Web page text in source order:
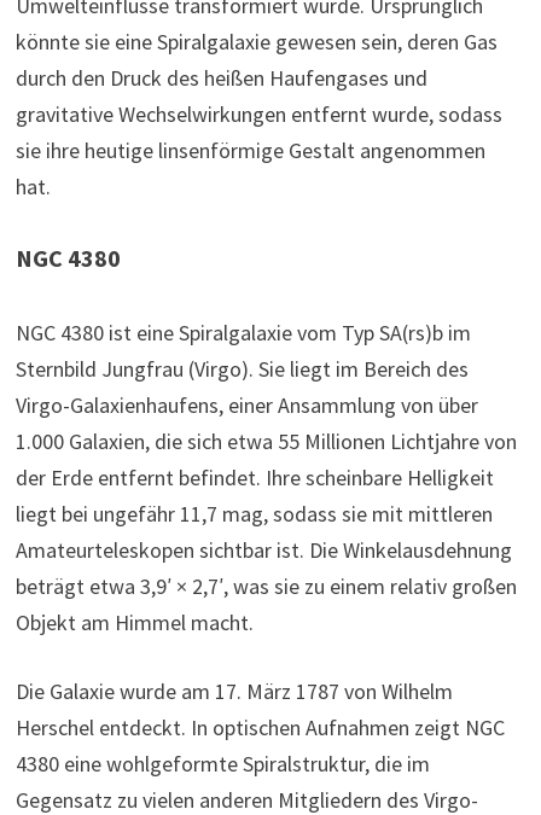
könnte sie eine Spiralgalaxie gewesen sein, deren Gas
durch den Druck des heißen Haufengases und
gravitative Wechselwirkungen entfernt wurde, sodass
sie ihre heutige linsenförmige Gestalt angenommen
hat.
NGC 4380
NGC 4380 ist eine Spiralgalaxie vom Typ SA(rs)b im
Sternbild Jungfrau (Virgo). Sie liegt im Bereich des
Virgo-Galaxienhaufens, einer Ansammlung von über
1.000 Galaxien, die sich etwa 55 Millionen Lichtjahre von
der Erde entfernt befindet. Ihre scheinbare Helligkeit
liegt bei ungefähr 11,7 mag, sodass sie mit mittleren
Amateurteleskopen sichtbar ist. Die Winkelausdehnung
beträgt etwa 3,9′ × 2,7′, was sie zu einem relativ großen
Objekt am Himmel macht.
Die Galaxie wurde am 17. März 1787 von Wilhelm
Herschel entdeckt. In optischen Aufnahmen zeigt NGC
4380 eine wohlgeformte Spiralstruktur, die im
Gegensatz zu vielen anderen Mitgliedern des Virgo-